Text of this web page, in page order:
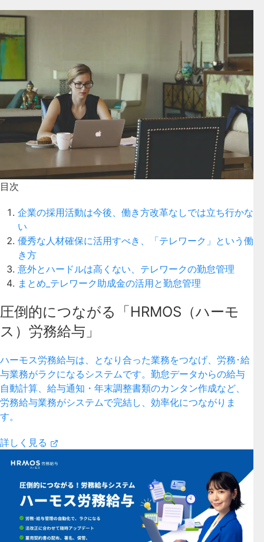
目次
企業の採用活動は今後、働き方改革なしでは立ち行かな
い
優秀な人材確保に活用すべき、「テレワーク」という働
き方
意外とハードルは高くない、テレワークの勤怠管理
まとめ_テレワーク助成金の活用と勤怠管理
圧倒的につながる「HRMOS（ハーモ
ス）労務給与」
ハーモス労務給与は、となり合った業務をつなげ、労務･給
与業務がラクになるシステムです。勤怠データからの給与
自動計算、給与通知・年末調整書類のカンタン作成など、
労務給与業務がシステムで完結し、効率化につながりま
す。
詳しく見る